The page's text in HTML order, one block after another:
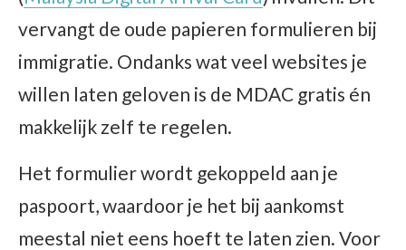
vervangt de oude papieren formulieren bij
immigratie. Ondanks wat veel websites je
willen laten geloven is de MDAC gratis én
makkelijk zelf te regelen.
Het formulier wordt gekoppeld aan je
paspoort, waardoor je het bij aankomst
meestal niet eens hoeft te laten zien. Voor